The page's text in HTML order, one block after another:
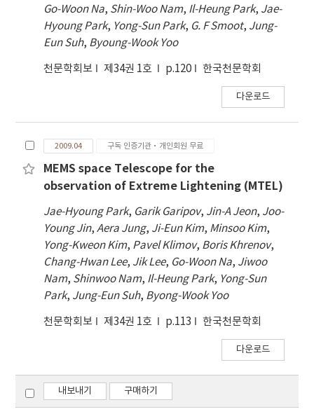
Go-Woon Na, Shin-Woo Nam, Il-Heung Park, Jae-
Hyoung Park, Yong-Sun Park, G. F Smoot, Jung-
Eun Suh, Byoung-Wook Yoo
천문학회보 제34권 1호 p.120 한국천문학회
다운로드
2009.04 구독 인증기관·개인회원 무료
MEMS space Telescope for the
observation of Extreme Lightening (MTEL)
Jae-Hyoung Park, Garik Garipov, Jin-A Jeon, Joo-
Young Jin,Aera Jung, Ji-Eun Kim, Minsoo Kim,
Yong-Kweon Kim, Pavel Klimov, Boris Khrenov,
Chang-Hwan Lee, Jik Lee, Go-Woon Na, Jiwoo
Nam, Shinwoo Nam, Il-Heung Park, Yong-Sun
Park, Jung-Eun Suh, Byong-Wook Yoo
천문학회보 제34권 1호 p.113 한국천문학회
다운로드
내보내기 구매하기